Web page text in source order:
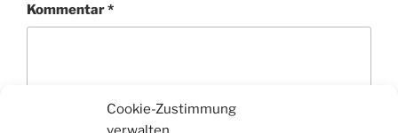
Cookie-Zustimmung
Kommentar*